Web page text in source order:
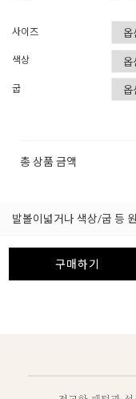
사이즈
색상
굽
총 상품 금액
발볼이넓거나 색상/굽 등
구매하기